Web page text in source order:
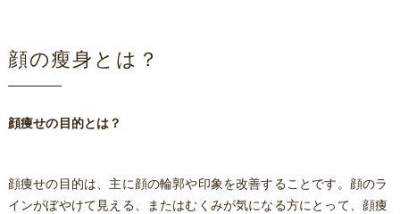
顔の瘦身とは？
顔痩せの目的とは？
顔痩せの目的は、主に顔の輪郭や印象を改善することです。顔のラ
インがぼやけて見える、またはむくみが気になる方にとって、顔痩